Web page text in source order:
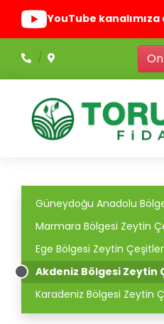
YouTube
Güneydoğu Anadolu
Marmara Bölgesi Zeytin
Ege Bölgesi Zeytin
Akdeniz Bölgesi Zeytin
Karadeniz Bölgesi Zeytin